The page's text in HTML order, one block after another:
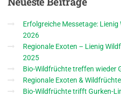
Erfolgreiche Messetage:
2026
Regionale Exoten – Lienig
2025
Bio-Wildfrüchte treffen wieder
Regionale Exoten &
Bio-Wildfrüchte trifft Gurken-